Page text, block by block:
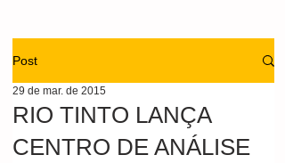
Post
RIO TINTO LANÇA
CENTRO DE ANÁLISE
29 de mar. de 2015